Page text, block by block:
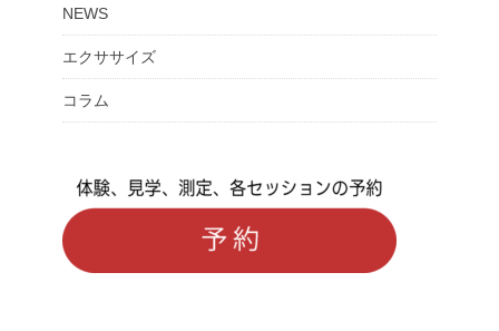
NEWS
エクササイズ
コラム